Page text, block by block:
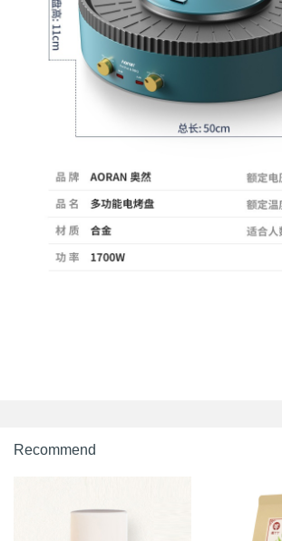
Recommend